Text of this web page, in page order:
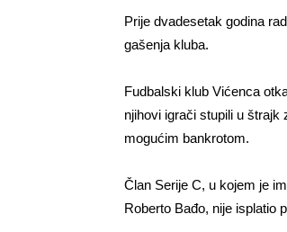
Prije dvadesetak godina
gašenja kluba.
Fudbalski klub Vićenca
njihovi igrači stupili u štrajk
mogućim bankrotom.
Član Serije C, u kojem je
Roberto Bađo, nije isplatio